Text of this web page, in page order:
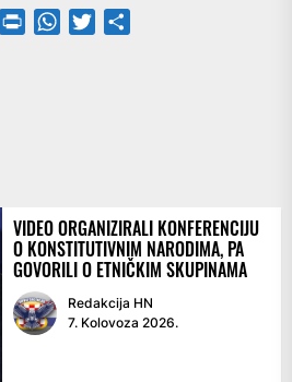
TelegramPrintFriendly
WhatsApp
Twitter
VIDEO ORGANIZIRALI KONFERENCIJU
O KONSTITUTIVNIM NARODIMA, PA
GOVORILI O ETNIČKIM SKUPINAMA
Redakcija HN
7. Kolovoza 2026.